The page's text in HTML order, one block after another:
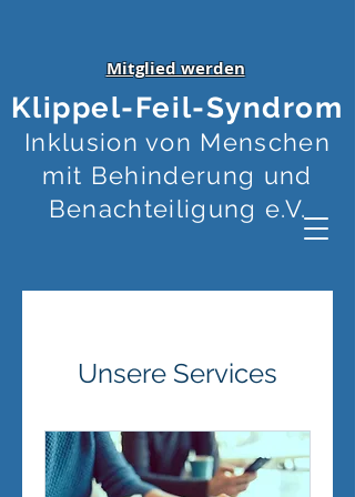
Klippel-Feil-Syndrom
Inklusion von Menschen
mit Behinderung und
Benachteiligung e.V.
Mitglied werden
Unsere Services